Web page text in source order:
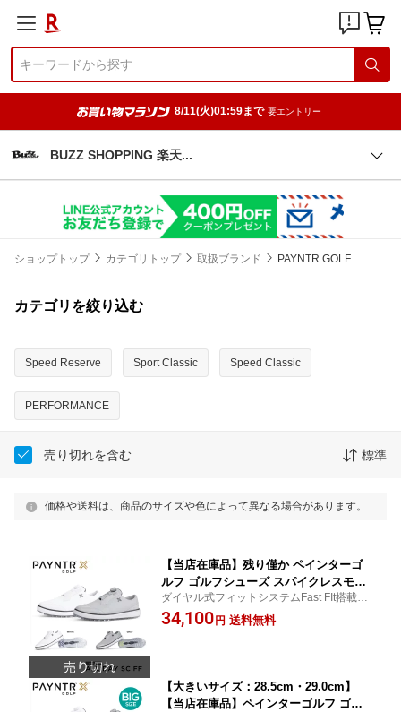
8/11(火)01:59まで 要エントリー
BUZZ SHOPPING 楽天
ショップトップ カテゴリトップ 取扱ブランド PAYNTR GOLF
カテゴリを絞り込む
Speed Reserve Sport Classic Speed Classic
PERFORMANCE
売り切れを含む 標準
価格や送料は、商品のサイズや色によって異なる場合があります。
【当店在庫品】残り僅か ペインターゴ
ルフ ゴルフシューズ スパイクレスモデ
ル ダイヤル式 40040 All Day 〈PAYNT
R GOLF 〉SPEED CLASSIC
ダイヤル式フィットシステムFast FIt搭載の
トラディショナルスタイルスパイクレスモ
デル
34,100 円 送料無料
【大きいサイズ：28.5cm・29.0cm】
【当店在庫品】ペインターゴルフ ゴル